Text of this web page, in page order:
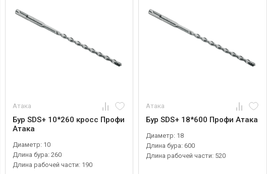
Атака
Бур SDS+ 10*260 кросс Профи
Атака
Диаметр: 10
Длина бура: 260
Длина рабочей части: 190
Атака
Бур SDS+ 18*600 Профи Атака
Диаметр: 18
Длина бура: 600
Длина рабочей части: 520